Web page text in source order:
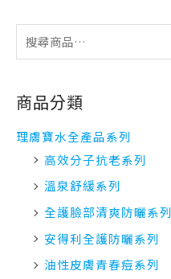
商品分類
理膚寶水全產品系列
高效分子抗老系列
溫泉舒緩系列
全護臉部清爽防曬系列
安得利全護防曬系列
油性皮膚青春痘系列